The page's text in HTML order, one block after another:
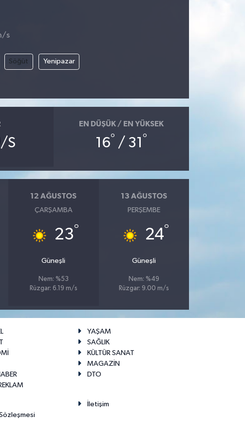
s
Söğüt Yenipazar
S
EN DÜŞÜK / EN YÜKSEK
16° / 31°
12 AĞUSTOS
ÇARŞAMBA
23°
Güneşli
Nem: %53
Rüzgar: 6.19 m/s
13 AĞUSTOS
PERŞEMBE
24°
Güneşli
Nem: %49
Rüzgar: 9.00 m/s
YAŞAM
SAĞLIK
KÜLTÜR SANAT
MAGAZİN
DTO
İletişim